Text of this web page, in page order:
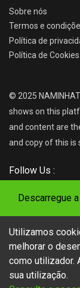
Utilizamos
melhorar o
como utilizador.
sua utilização.
Sobre nós
Termos e
Política de
Política de Cookies
© 2025
shows on this
and content are
and copy of this is
Follow Us :
Descarregue